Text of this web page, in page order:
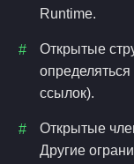
Runtime.
Открытые
ссылок).
Открытые
Другие